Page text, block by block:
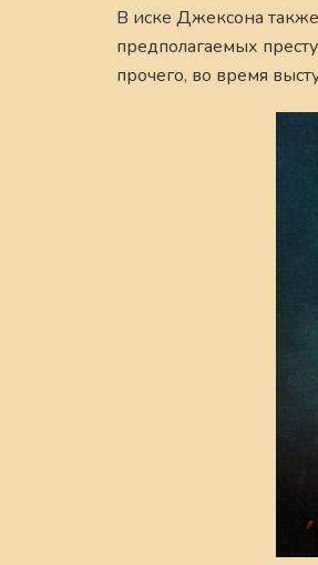
В иске Джексона
предполагаемых
прочего, во время